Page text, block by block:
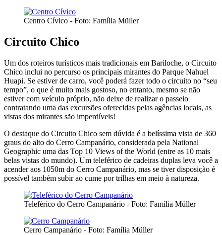
Centro Cívico - Foto: Família Müller
Circuito Chico
Um dos roteiros turísticos mais tradicionais em Bariloche, o Circuito
Chico inclui no percurso os principais mirantes do Parque Nahuel
Huapi. Se estiver de carro, você poderá fazer todo o circuito no “seu
tempo”, o que é muito mais gostoso, no entanto, mesmo se não
estiver com veículo próprio, não deixe de realizar o passeio
contratando uma das excursões oferecidas pelas agências locais, as
vistas dos mirantes são imperdíveis!
O destaque do Circuito Chico sem dúvida é a belíssima vista de 360
graus do alto do Cerro Campanário, considerada pela National
Geographic uma das Top 10 Views of the World (entre as 10 mais
belas vistas do mundo). Um teleférico de cadeiras duplas leva você a
acender aos 1050m do Cerro Campanário, mas se tiver disposição é
possível também subir ao cume por trilhas em meio à natureza.
Teleférico do Cerro Campanário - Foto: Família Müller
Cerro Campanário - Foto: Família Müller